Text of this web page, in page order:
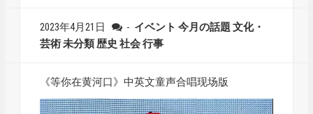
2023年4月21日 - イベント 今月の話題 文化・
芸術未分類歴史 社会行事
《等你在黄河口》中英文童声合唱现场版
動